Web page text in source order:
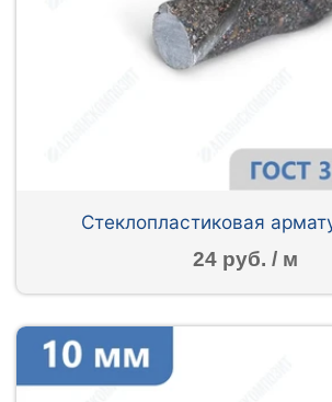
Стеклопластиковая
24 руб. / м